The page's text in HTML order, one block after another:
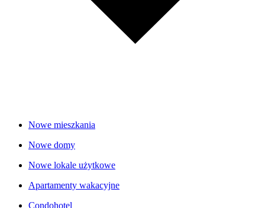
Nowe mieszkania
Nowe domy
Nowe lokale użytkowe
Apartamenty wakacyjne
Condohotel